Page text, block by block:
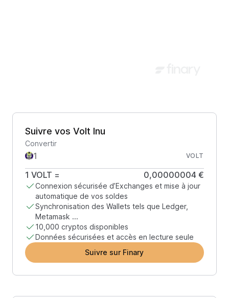
Suivre vos Volt Inu
Convertir
VOLT
1 VOLT = 0,00000004 €
Connexion sécurisée d’Exchanges et mise à jour
automatique de vos soldes
Synchronisation des Wallets tels que Ledger,
Metamask ...
10,000 cryptos disponibles
Données sécurisées et accès en lecture seule
Suivre sur Finary